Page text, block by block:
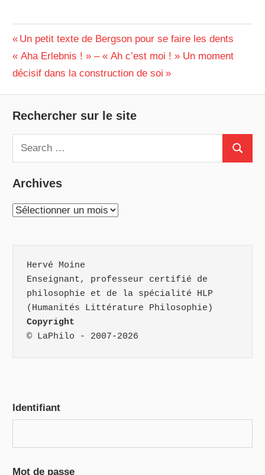
COURS
PHILOSOPHIE
RÉFLEXION
Navigation
de
Previous
Post:
Un petit texte de Bergson pour se faire les dents
Next
Post:
« Aha Erlebnis ! » – « Ah c’est moi ! » Un moment
décisif dans la construction de soi
Rechercher sur le site
Search
for:
Search
Archives
Archives
Hervé Moine
Enseignant, professeur certifié de
philosophie et de la spécialité HLP
(Humanités Littérature Philosophie)
Copyright
© LaPhilo - 2007-2026
Identifiant
Mot de passe